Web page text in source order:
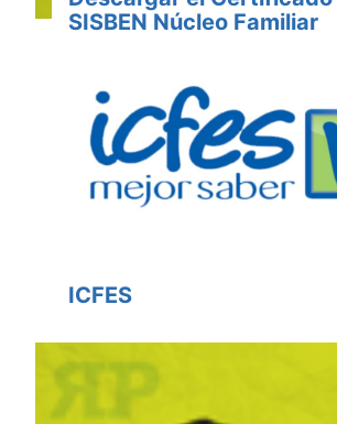
SISBEN Núcleo Familiar
ICFES